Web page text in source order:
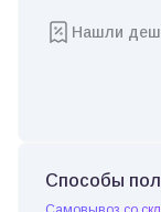
Нашли
Способы